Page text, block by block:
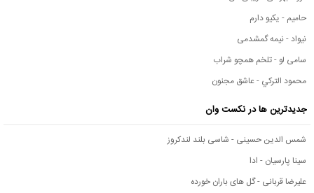
حامیم - یکیو دارم
نیواد - نیمه گمشدمی
سامی لو - تلخم همچو شراب
محمود التركي - عاشق مجنون
جدیدترین ها در نکست وان
شمس الدین حسینی - شاسی بلند لندکروز
سینا پارسیان - ادا
علیرضا قربانی - گل های باران خورده